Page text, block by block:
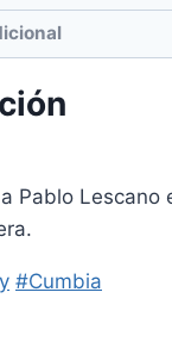
Pablo Lescano
#Cumbia